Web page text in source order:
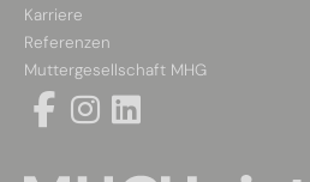
Karriere
Referenzen
Muttergesellschaft MHG